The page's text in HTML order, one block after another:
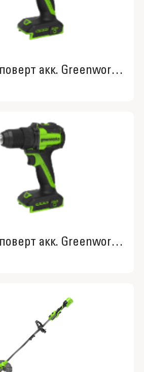
Дрель-шуруповерт акк. Greenworks DD560,3708407
Дрель-шуруповерт акк. Greenworks DD345,3708307